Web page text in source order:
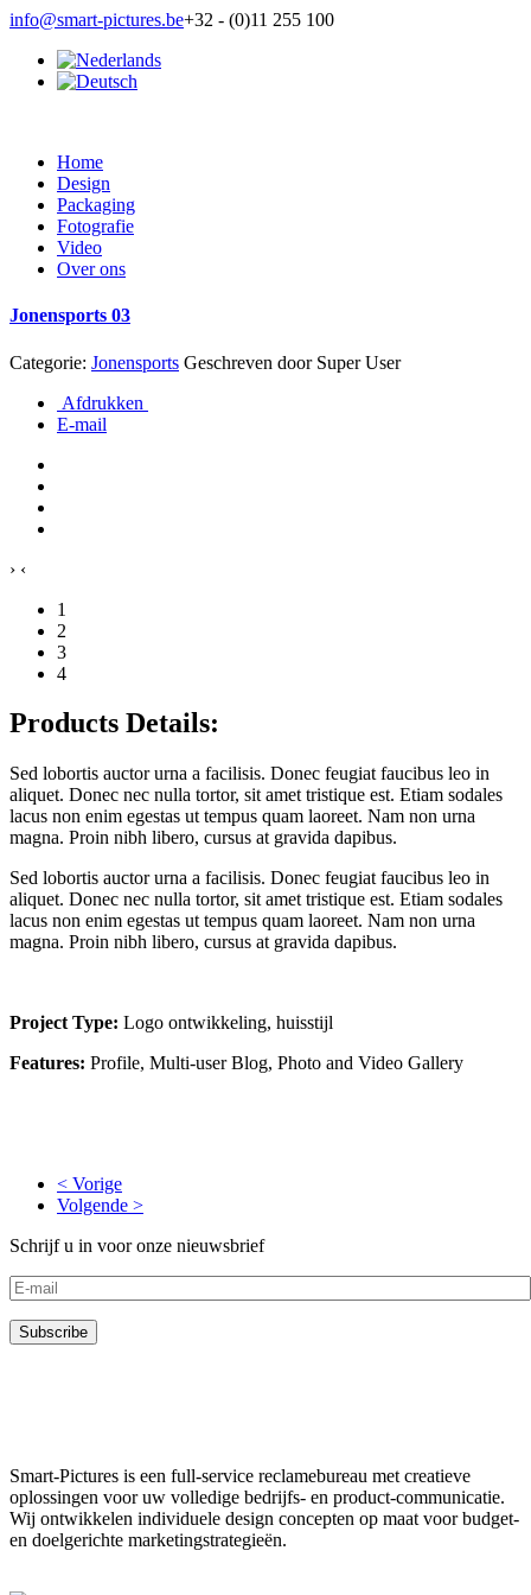
info@smart-pictures.be+32 - (0)11 255 100
Home
Design
Packaging
Fotografie
Video
Over ons
Jonensports 03
Categorie: Jonensports Geschreven door Super User
Afdrukken
E-mail
› ‹
1
2
3
4
Products Details:
Sed lobortis auctor urna a facilisis. Donec feugiat faucibus leo in
aliquet. Donec nec nulla tortor, sit amet tristique est. Etiam sodales
lacus non enim egestas ut tempus quam laoreet. Nam non urna
magna. Proin nibh libero, cursus at gravida dapibus.
Sed lobortis auctor urna a facilisis. Donec feugiat faucibus leo in
aliquet. Donec nec nulla tortor, sit amet tristique est. Etiam sodales
lacus non enim egestas ut tempus quam laoreet. Nam non urna
magna. Proin nibh libero, cursus at gravida dapibus.
Project Type: Logo ontwikkeling, huisstijl
Features: Profile, Multi-user Blog, Photo and Video Gallery
< Vorige
Volgende >
Schrijf u in voor onze nieuwsbrief
Smart-Pictures is een full-service reclamebureau met creatieve
oplossingen voor uw volledige bedrijfs- en product-communicatie.
Wij ontwikkelen individuele design concepten op maat voor budget-
en doelgerichte marketingstrategieën.